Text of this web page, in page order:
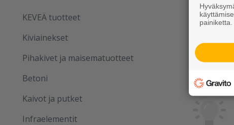
KEVEÄ tuotteet
Kiviainekset
Pihakivet ja maisematuotteet
Betoni
Kaivot ja putket
Infraelementit
Uutiset
Tilaa
painiketta.